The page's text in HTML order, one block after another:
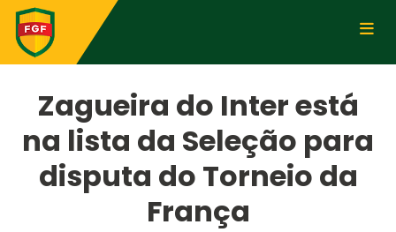
Zagueira do Inter está
na lista da Seleção para
disputa do Torneio da
França